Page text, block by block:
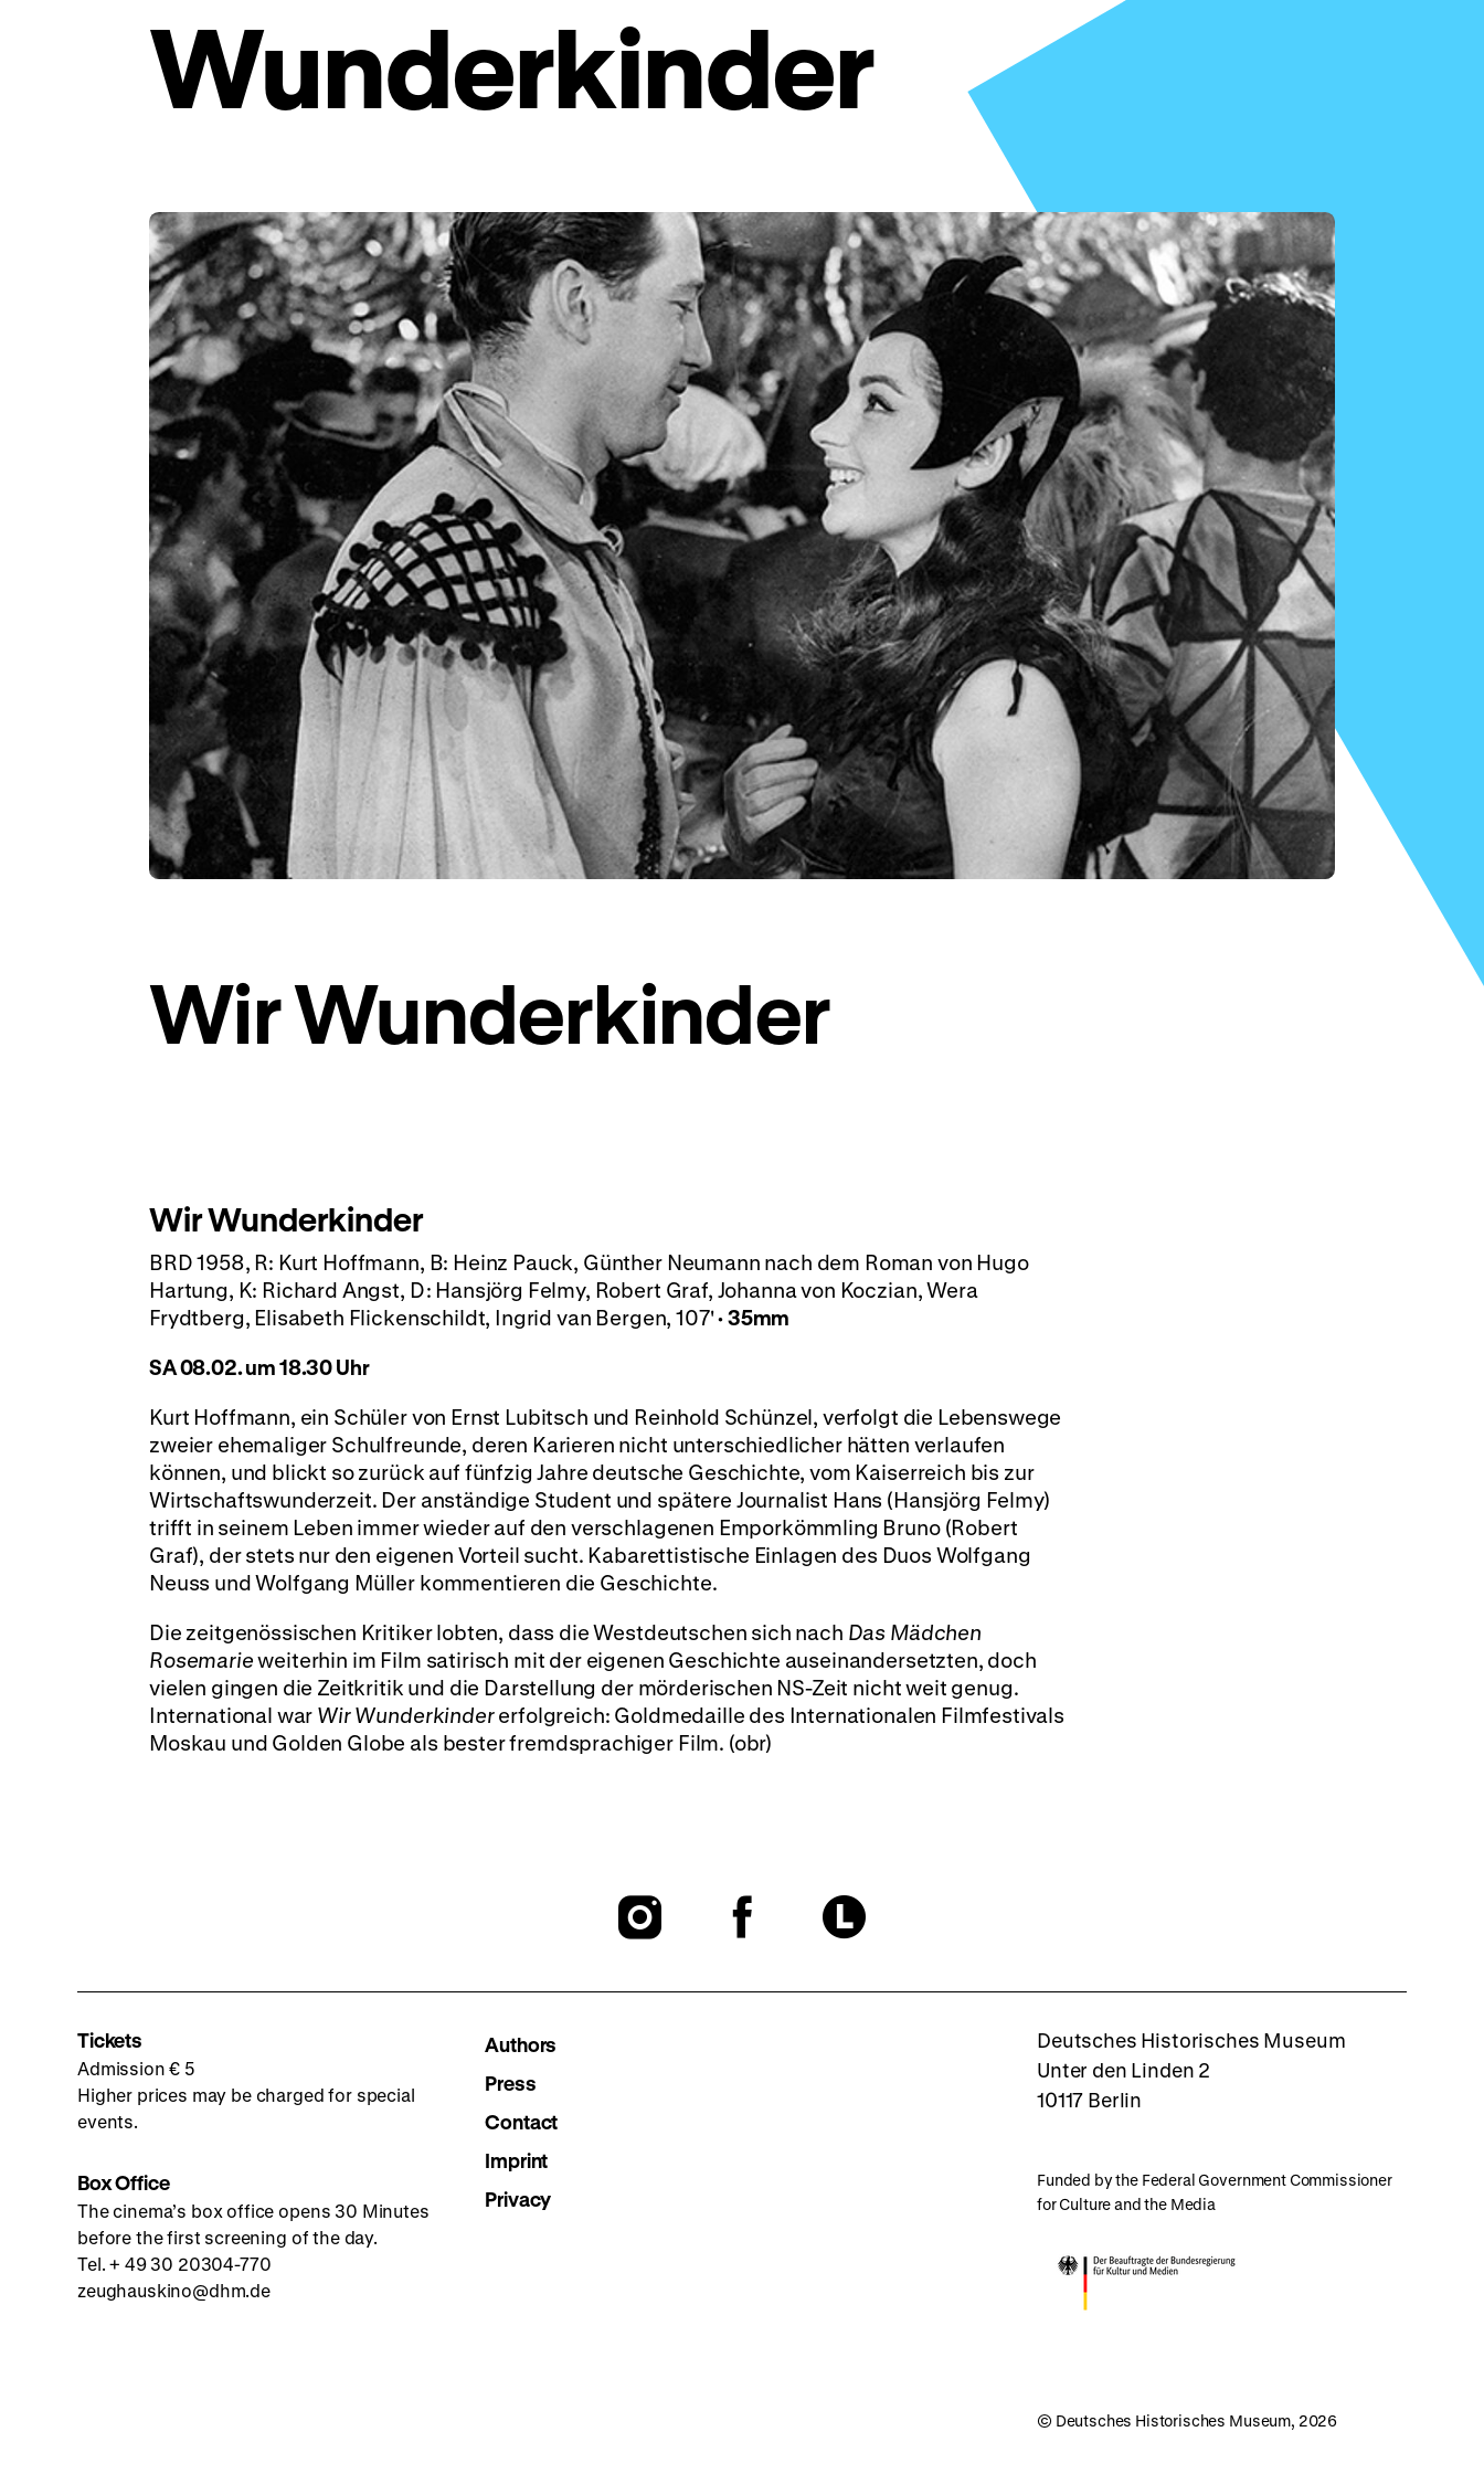
Wunderkinder
Wir Wunderkinder
Wir Wunderkinder
BRD 1958, R: Kurt Hoffmann, B: Heinz Pauck, Günther Neumann nach dem Roman von Hugo
Hartung, K: Richard Angst, D: Hansjörg Felmy, Robert Graf, Johanna von Koczian, Wera
Frydtberg, Elisabeth Flickenschildt, Ingrid van Bergen, 107'·35mm
SA 08.02. um 18.30 Uhr
Kurt Hoffmann, ein Schüler von Ernst Lubitsch und Reinhold Schünzel, verfolgt die Lebenswege
zweier ehemaliger Schulfreunde, deren Karieren nicht unterschiedlicher hätten verlaufen
können, und blickt so zurück auf fünfzig Jahre deutsche Geschichte, vom Kaiserreich bis zur
Wirtschaftswunderzeit. Der anständige Student und spätere Journalist Hans (Hansjörg Felmy)
trifft in seinem Leben immer wieder auf den verschlagenen Emporkömmling Bruno (Robert
Graf), der stets nur den eigenen Vorteil sucht. Kabarettistische Einlagen des Duos Wolfgang
Neuss und Wolfgang Müller kommentieren die Geschichte.
Die zeitgenössischen Kritiker lobten, dass die Westdeutschen sich nach Das Mädchen
Rosemarieweiterhin im Film satirisch mit der eigenen Geschichte auseinandersetzten, doch
vielen gingen die Zeitkritik und die Darstellung der mörderischen NS-Zeit nicht weit genug.
International war Wir Wunderkindererfolgreich: Goldmedaille des Internationalen Filmfestivals
Moskau und Golden Globe als bester fremdsprachiger Film. (obr)
To
To
To
Letterboxd
Tickets
Admission € 5
Higher prices may be charged for special
events.
Box Office
The cinema’s box office opens 30 Minutes
before the first screening of the day.
Tel. + 49 30 20304-770
zeughauskino@dhm.de
Authors
Press
Contact
Imprint
Privacy
Deutsches Historisches Museum
Unter den Linden 2
10117 Berlin
Funded by the Federal Government Commissioner
for Culture and the Media
© Deutsches Historisches Museum, 2026